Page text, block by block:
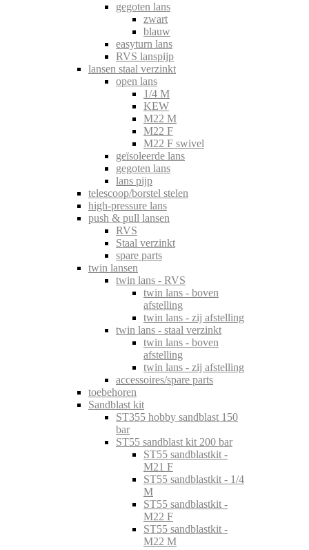
gegoten lans
zwart
blauw
easyturn lans
RVS lanspijp
lansen staal verzinkt
open lans
1/4 M
KEW
M22 M
M22 F
M22 F swivel
geïsoleerde lans
gegoten lans
lans pijp
telescoop/borstel stelen
high-pressure lans
push & pull lansen
RVS
Staal verzinkt
spare parts
twin lansen
twin lans - RVS
twin lans - boven
afstelling
twin lans - zij afstelling
twin lans - staal verzinkt
twin lans - boven
afstelling
twin lans - zij afstelling
accessoires/spare parts
toebehoren
Sandblast kit
ST355 hobby sandblast 150
bar
ST55 sandblast kit 200 bar
ST55 sandblastkit -
M21 F
ST55 sandblastkit - 1/4
M
ST55 sandblastkit -
M22 F
ST55 sandblastkit -
M22 M